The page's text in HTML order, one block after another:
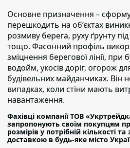
Основне призначення –
перешкодить на об’єктах
розмиву берега, руху ґрунту
тощо. Фасонний профіль
зміцнення берегової лінії, при
водойм, укосів доріг, огорож
будівельних майданчиках. Він
випадках, коли стіни мають
навантаження.
Фахівці компанії ТОВ
запропонують своїм покупцям
розмірів у потрібній кількості
доставкою в будь-яке місто